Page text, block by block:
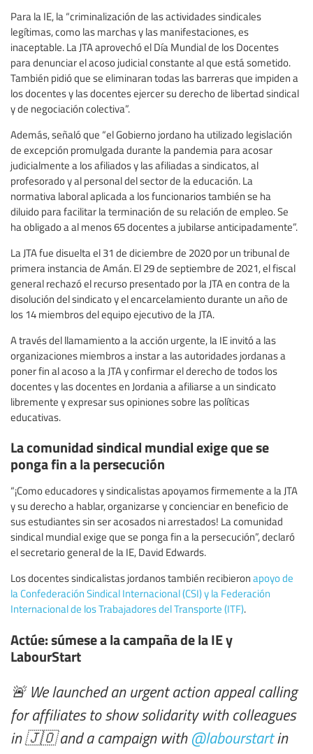
Para la IE, la “criminalización de las actividades sindicales
legítimas, como las marchas y las manifestaciones, es
inaceptable. La JTA aprovechó el Día Mundial de los Docentes
para denunciar el acoso judicial constante al que está sometido.
También pidió que se eliminaran todas las barreras que impiden a
los docentes y las docentes ejercer su derecho de libertad sindical
y de negociación colectiva”.
Además, señaló que “el Gobierno jordano ha utilizado legislación
de excepción promulgada durante la pandemia para acosar
judicialmente a los afiliados y las afiliadas a sindicatos, al
profesorado y al personal del sector de la educación. La
normativa laboral aplicada a los funcionarios también se ha
diluido para facilitar la terminación de su relación de empleo. Se
ha obligado a al menos 65 docentes a jubilarse anticipadamente”.
La JTA fue disuelta el 31 de diciembre de 2020 por un tribunal de
primera instancia de Amán. El 29 de septiembre de 2021, el fiscal
general rechazó el recurso presentado por la JTA en contra de la
disolución del sindicato y el encarcelamiento durante un año de
los 14 miembros del equipo ejecutivo de la JTA.
A través del llamamiento a la acción urgente, la IE invitó a las
organizaciones miembros a instar a las autoridades jordanas a
poner fin al acoso a la JTA y confirmar el derecho de todos los
docentes y las docentes en Jordania a afiliarse a un sindicato
libremente y expresar sus opiniones sobre las políticas
educativas.
La comunidad sindical mundial exige que se
ponga fin a la persecución
“¡Como educadores y sindicalistas apoyamos firmemente a la JTA
y su derecho a hablar, organizarse y concienciar en beneficio de
sus estudiantes sin ser acosados ni arrestados! La comunidad
sindical mundial exige que se ponga fin a la persecución”, declaró
el secretario general de la IE, David Edwards.
Los docentes sindicalistas jordanos también recibieron apoyo de
la Confederación Sindical Internacional (CSI) y la Federación
Internacional de los Trabajadores del Transporte (ITF).
Actúe: súmese a la campaña de la IE y
LabourStart
🚨 We launched an urgent action appeal calling
for affiliates to show solidarity with colleagues
in 🇯🇴 and a campaign with @labourstartin